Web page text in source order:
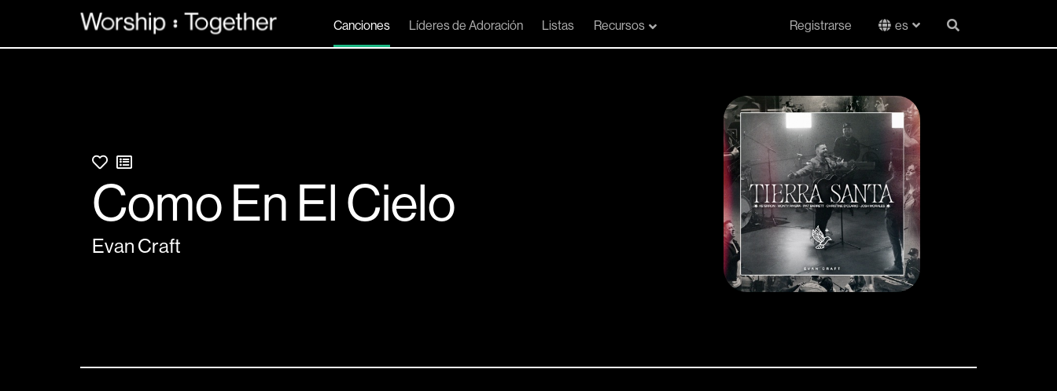
Canciones Líderes de Adoración Listas Recursos Registrarse es
Como En El Cielo
Evan Craft